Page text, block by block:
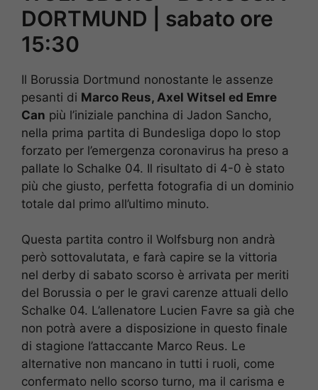
DORTMUND | sabato ore
15:30
Il Borussia Dortmund nonostante le assenze
pesanti di Marco Reus, Axel Witsel ed Emre
Can più l’iniziale panchina di Jadon Sancho,
nella prima partita di Bundesliga dopo lo stop
forzato per l’emergenza coronavirus ha preso a
pallate lo Schalke 04. Il risultato di 4-0 è stato
più che giusto, perfetta fotografia di un dominio
totale dal primo all’ultimo minuto.
Questa partita contro il Wolfsburg non andrà
però sottovalutata, e farà capire se la vittoria
nel derby di sabato scorso è arrivata per meriti
del Borussia o per le gravi carenze attuali dello
Schalke 04. L’allenatore Lucien Favre sa già che
non potrà avere a disposizione in questo finale
di stagione l’attaccante Marco Reus. Le
alternative non mancano in tutti i ruoli, come
confermato nello scorso turno, ma il carisma e